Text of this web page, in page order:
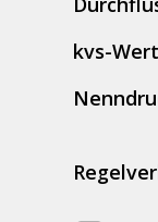
kvs-